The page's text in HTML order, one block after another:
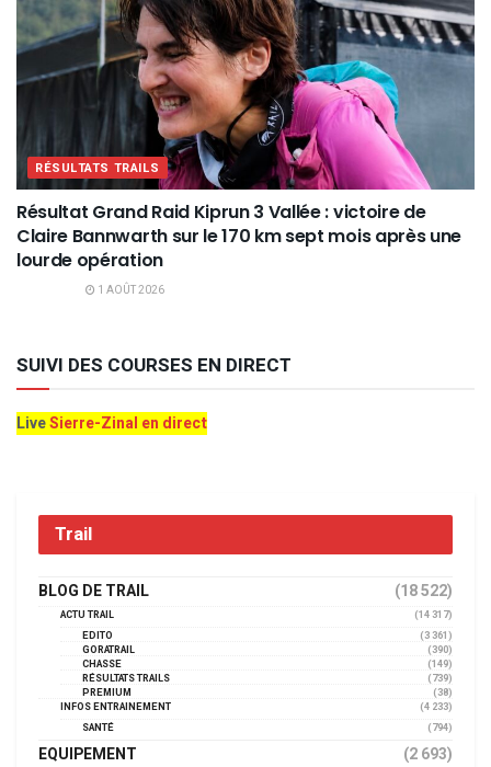
RÉSULTATS TRAILS
Résultat Grand Raid Kiprun 3 Vallée : victoire de
Claire Bannwarth sur le 170 km sept mois après une
lourde opération
1 AOÛT 2026
SUIVI DES COURSES EN DIRECT
LiveSierre-Zinal en direct
Trail
BLOG DE TRAIL (18 522)
ACTU TRAIL
(14 317)
EDITO
(3 361)
GORATRAIL
(390)
CHASSE
(149)
RÉSULTATS TRAILS
(739)
PREMIUM
(38)
INFOS ENTRAINEMENT
(4 233)
SANTÉ
(794)
EQUIPEMENT (2 693)